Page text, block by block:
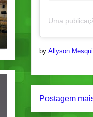
by Allyson
Postagem